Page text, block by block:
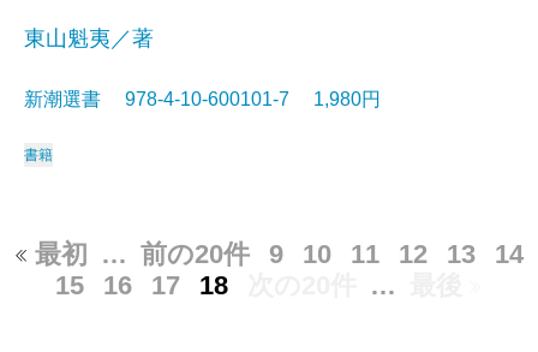
東山魁夷／著
新潮選書 978-4-10-600101-7 1,980円
書籍
最初 … 前の20件 9 10 11 12 13
14
15
16 17 18 …